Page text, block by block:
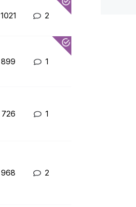
1021 2
899 1
726 1
968 2